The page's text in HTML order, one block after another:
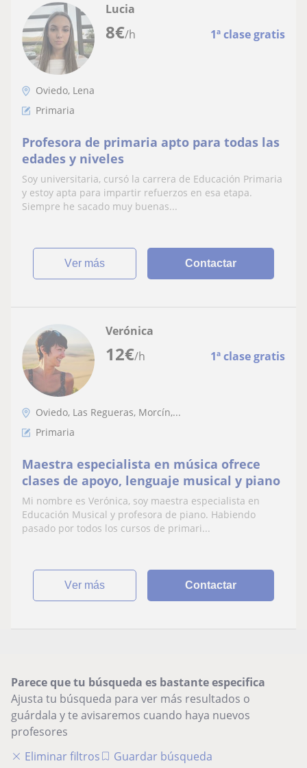
8€/h 1ª clase gratis
Lucia
Oviedo, Lena
Primaria
Profesora de primaria apto para todas las
edades y niveles
Soy universitaria, cursó la carrera de Educación Primaria
y estoy apta para impartir refuerzos en esa etapa.
Siempre he sacado muy buenas...
ver más Contactar
12€/h 1ª clase gratis
Verónica
Oviedo, Las Regueras, Morcín,...
Primaria
Maestra especialista en música ofrece
clases de apoyo, lenguaje musical y piano
Mi nombre es Verónica, soy maestra especialista en
Educación Musical y profesora de piano. Habiendo
pasado por todos los cursos de primari...
ver más Contactar
Parece que tu búsqueda es bastante especifica
Ajusta tu búsqueda para ver más resultados o
guárdala y te avisaremos cuando haya nuevos
profesores
Eliminar filtros
Guardar búsqueda